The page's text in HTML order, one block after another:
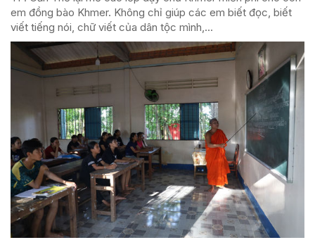
em đồng bào Khmer. Không chỉ giúp các em biết đọc, biết
viết tiếng nói, chữ viết của dân tộc mình,...